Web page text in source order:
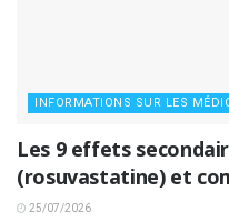
INFORMATIONS SUR LES
Les 9 effets
(rosuvastatine) et
25/07/2026